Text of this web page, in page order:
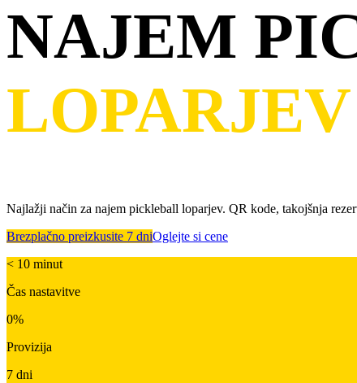
NAJEM
Najlažji način za najem pickleball loparjev. QR kode, takojšnja
Brezplačno preizkusite 7 dniOglejte si cene
< 10 minut
Čas nastavitve
0%
Provizija
7 dni